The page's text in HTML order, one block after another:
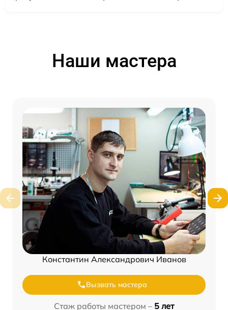
Наши мастера
Константин Александрович Иванов
Вызвать мастера
Стаж работы мастером – 5 лет